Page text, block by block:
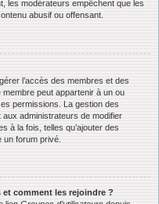
les modérateurs empêchent que les
abusif ou offensant.
l’accès des membres et des
peut appartenir à un ou
permissions. La gestion des
aux administrateurs de modifier
à la fois, telles qu’ajouter des
forum privé.
comment les rejoindre ?